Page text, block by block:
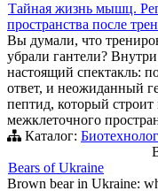
Тайная жизнь мышц.
пространства после
Вы думали, что
убрали гантели?
настоящий спектакль:
ответ, и неожиданный
пептид, который
межклеточного
Каталог:
Bears of Ukraine
Brown bear in Ukraine: